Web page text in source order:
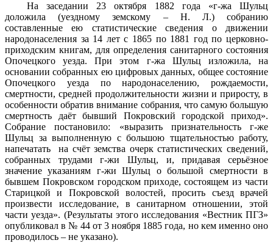
На заседании 23 октября 1882 года «г-жа Шульц
доложила (уездному земскому – Н. Л.) собранию
составленные ею статистические сведения о движении
народонаселения за 14 лет с 1865 по 1881 год по церковно-
приходским книгам, для определения санитарного состояния
Опочецкого уезда. При этом г-жа Шульц изложила, на
основании собранных ею цифровых данных, общее состояние
Опочецкого уезда по народонаселению, рождаемости,
смертности, средней продолжительности жизни и приросту, в
особенности обратив внимание собрания, что самую большую
смертность даёт бывший Покровский городской приход».
Собрание постановило: «выразить признательность г-же
Шульц за выполненную с большою тщательностью работу,
напечатать на счёт земства очерк статистических сведений,
собранных трудами г-жи Шульц, и, придавая серьёзное
значение указаниям г-жи Шульц о большой смертности в
бывшем Покровском городском приходе, состоящем из части
Старицкой и Покровской волостей, просить съезд врачей
произвести исследование, в санитарном отношении, этой
части уезда». (Результаты этого исследования «Вестник ПГЗ»
опубликовал в № 44 от 3 ноября 1885 года, но кем именно оно
проводилось – не указано).